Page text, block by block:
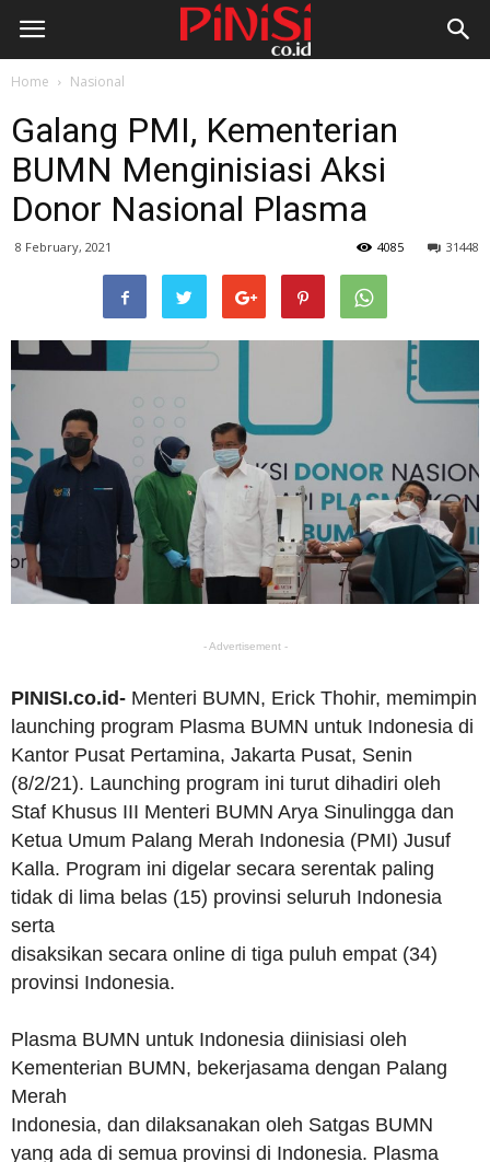
Home Nasional
Galang PMI, Kementerian
BUMN Menginisiasi Aksi
Donor Nasional Plasma
8 February, 2021 31448
4085
- Advertisement -
PINISI.co.id- Menteri BUMN, Erick Thohir, memimpin
launching program Plasma BUMN untuk Indonesia di
Kantor Pusat Pertamina, Jakarta Pusat, Senin
(8/2/21). Launching program ini turut dihadiri oleh
Staf Khusus III Menteri BUMN Arya Sinulingga dan
Ketua Umum Palang Merah Indonesia (PMI) Jusuf
Kalla. Program ini digelar secara serentak paling
tidak di lima belas (15) provinsi seluruh Indonesia
serta
disaksikan secara online di tiga puluh empat (34)
provinsi Indonesia.
Plasma BUMN untuk Indonesia diinisiasi oleh
Kementerian BUMN, bekerjasama dengan Palang
Merah
Indonesia, dan dilaksanakan oleh Satgas BUMN
yang ada di semua provinsi di Indonesia. Plasma